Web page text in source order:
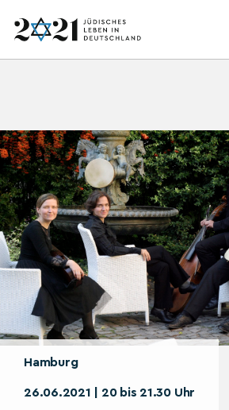
Hamburg
26.06.2021 | 20 bis 21.30 Uhr